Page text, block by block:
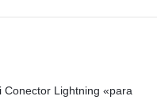
Conector Lightning «para